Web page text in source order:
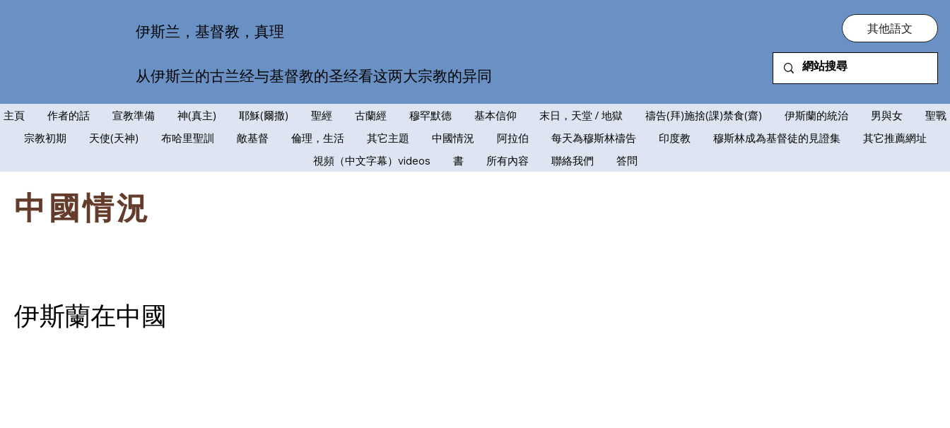
伊斯兰，基督教，真理
从伊斯兰的古兰经与基督教的圣经看这两大宗教的异同
其他語文
主頁 作者的話 宣教準備 神(真主) 耶穌(爾撒) 聖經 古蘭經 穆罕默德 基本信仰 末日，天堂 / 地獄 禱告(拜)施捨(課)禁食(齋) 伊斯蘭的統治 男與女
聖戰
宗教初期
天使(天神) 布哈里聖訓 敵基督 倫理，生活 其它主題 中國情況 阿拉伯 每天為穆斯林禱告 印度教 穆斯林成為基督徒的見證集
其它推薦網址
視頻（中文字幕）videos
書 所有內容 聯絡我們 答問
伊斯蘭在中國
中國情況